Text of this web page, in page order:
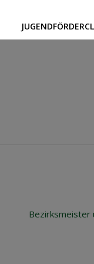
Bezirksmeister